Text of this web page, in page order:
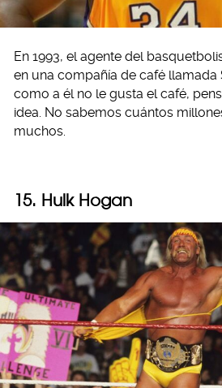
En 1993, el agente del
en una compañía de café llamada
como a él no le gusta el café,
idea. No sabemos cuántos
muchos.
15. Hulk Hogan